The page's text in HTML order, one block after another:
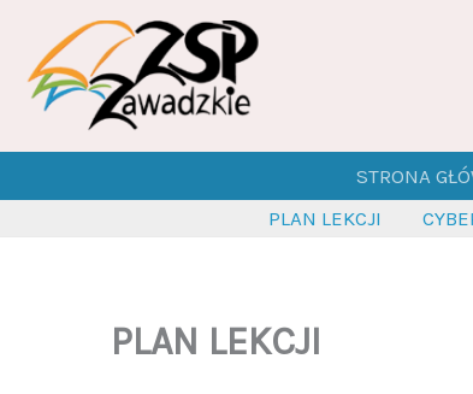
treści
STRONA
PLAN LEKCJI
PLAN LEKCJI